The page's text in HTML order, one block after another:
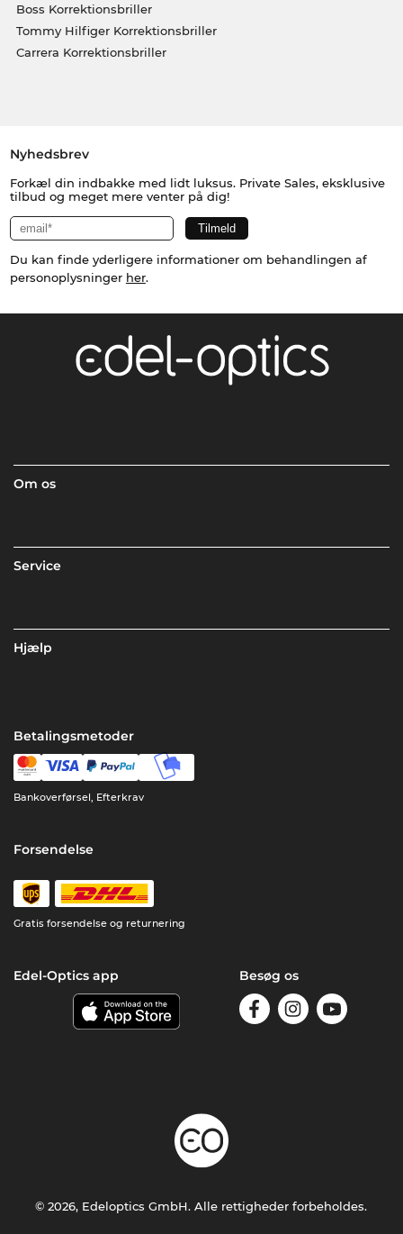
Boss Korrektionsbriller
Tommy Hilfiger Korrektionsbriller
Carrera Korrektionsbriller
Nyhedsbrev
Forkæl din indbakke med lidt luksus. Private Sales, eksklusive
tilbud og meget mere venter på dig!
Du kan finde yderligere informationer om behandlingen af
personoplysninger her.
Om os
Service
Hjælp
Betalingsmetoder
Bankoverførsel, Efterkrav
Forsendelse
Gratis forsendelse og returnering
Edel-Optics app Besøg os
© 2026, Edeloptics GmbH. Alle rettigheder forbeholdes.